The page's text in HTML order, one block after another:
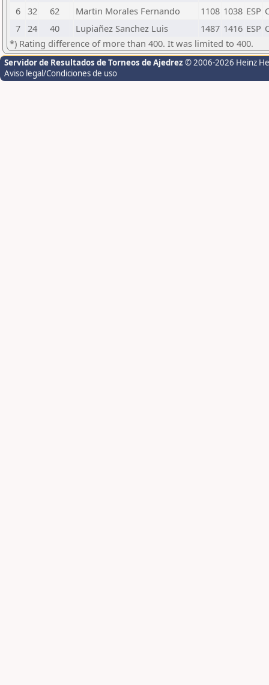
6 32 62 Martin Morales Fernando 1108 1038 ESP
7 24 40 Lupiañez Sanchez Luis 1487 1416 ESP
*) Rating difference of more than 400. It was limited to 400.
Servidor de Resultados de Torneos de Ajedrez © 2006-2026 Heinz
Aviso legal/Condiciones de uso